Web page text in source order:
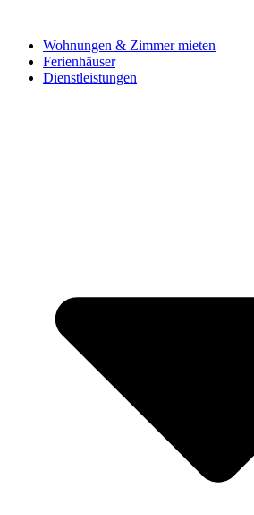
Wohnungen & Zimmer mieten
Ferienhäuser
Dienstleistungen